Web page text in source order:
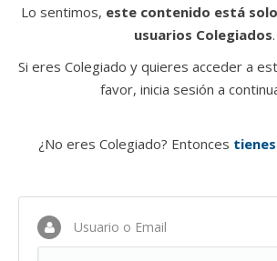
Lo sentimos, este contenido está
usuarios Colegiados.
Si eres Colegiado y quieres acceder a
favor, inicia sesión a
¿No eres Colegiado? Entonces
Usuario o Email